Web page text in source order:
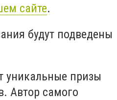
сайте.
будут подведены
уникальные призы
Автор самого